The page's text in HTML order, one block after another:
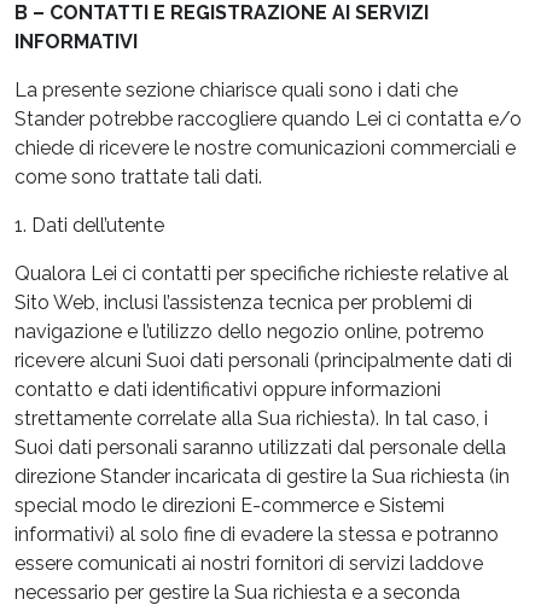
B – CONTATTI E REGISTRAZIONE AI SERVIZI
INFORMATIVI
La presente sezione chiarisce quali sono i dati che
Stander potrebbe raccogliere quando Lei ci contatta e/o
chiede di ricevere le nostre comunicazioni commerciali e
come sono trattate tali dati.
1. Dati dell’utente
Qualora Lei ci contatti per specifiche richieste relative al
Sito Web, inclusi l’assistenza tecnica per problemi di
navigazione e l’utilizzo dello negozio online, potremo
ricevere alcuni Suoi dati personali (principalmente dati di
contatto e dati identificativi oppure informazioni
strettamente correlate alla Sua richiesta). In tal caso, i
Suoi dati personali saranno utilizzati dal personale della
direzione Stander incaricata di gestire la Sua richiesta (in
special modo le direzioni E-commerce e Sistemi
informativi) al solo fine di evadere la stessa e potranno
essere comunicati ai nostri fornitori di servizi laddove
necessario per gestire la Sua richiesta e a seconda